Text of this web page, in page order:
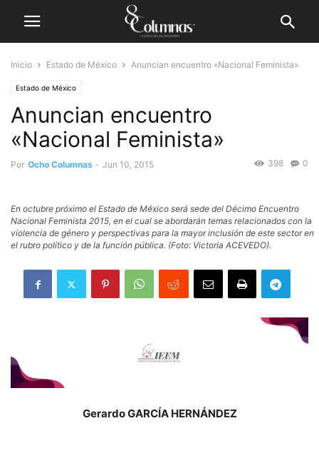
Inicio Estado de México Anuncian encuentro «Nacional Feminista»
Estado de México
Anuncian encuentro
«Nacional Feminista»
Por Ocho Columnas - Jun 10, 2015 0
398
En octubre próximo el Estado de México será sede del Décimo Encuentro
Nacional Feminista 2015, en el cual se abordarán temas relacionados con la
violencia de género y perspectivas para la mayor inclusión de este sector en
el rubro político y de la función pública. (Foto: Victoria ACEVEDO).
Gerardo GARCÍA HERNÁNDEZ